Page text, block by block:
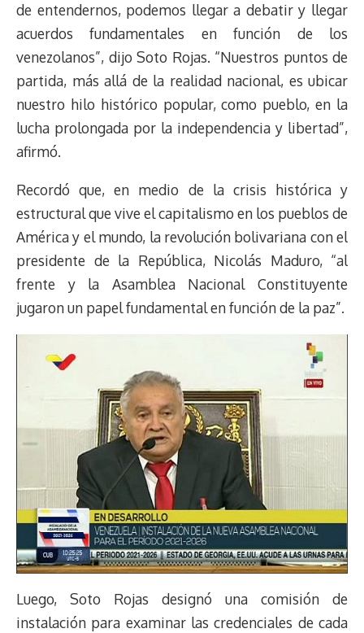
de entendernos, podemos llegar a debatir y llegar
acuerdos fundamentales en función de los
venezolanos”, dijo Soto Rojas. “Nuestros puntos de
partida, más allá de la realidad nacional, es ubicar
nuestro hilo histórico popular, como pueblo, en la
lucha prolongada por la independencia y libertad”,
afirmó.
Recordó que, en medio de la crisis histórica y
estructural que vive el capitalismo en los pueblos de
América y el mundo, la revolución bolivariana con el
presidente de la República, Nicolás Maduro, “al
frente y la Asamblea Nacional Constituyente
jugaron un papel fundamental en función de la paz”.
Luego, Soto Rojas designó una comisión de
instalación para examinar las credenciales de cada